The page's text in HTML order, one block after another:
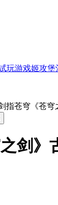
玩游戏姬攻堡
指苍穹《苍穹
剑》